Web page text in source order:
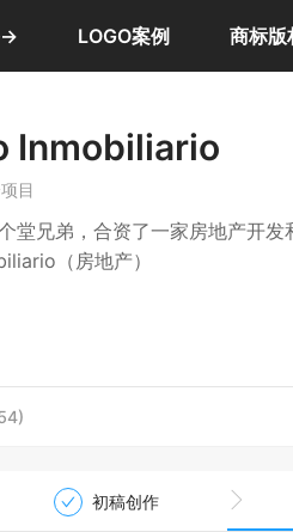
→ LOGO案例 商标版
Inmobiliario
目
堂兄弟，合资了一家房地产开
（房地产）
)
初稿创作